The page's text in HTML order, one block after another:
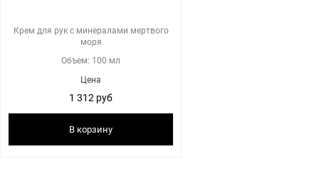
Крем для рук с минералами мертвого
моря
Объем: 100 мл
Цена
1 312 руб
В корзину